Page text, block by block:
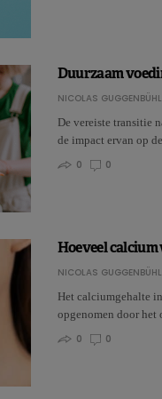
Duurzaam
NICOLAS GUGGENBÜHL
De vereiste transitie
de impact ervan op
0
0
Hoeveel
NICOLAS GUGGENBÜHL
Het calciumgehalte
opgenomen door het
0
0